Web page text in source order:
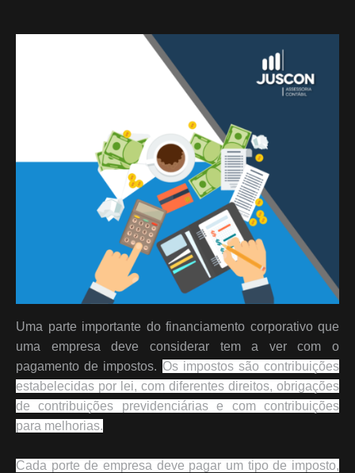
Uma parte importante do financiamento corporativo que
uma empresa deve considerar tem a ver com o
pagamento de impostos. Os impostos são contribuições
estabelecidas por lei, com diferentes direitos, obrigações
de contribuições previdenciárias e com contribuições
para melhorias.
Cada porte de empresa deve pagar um tipo de imposto,